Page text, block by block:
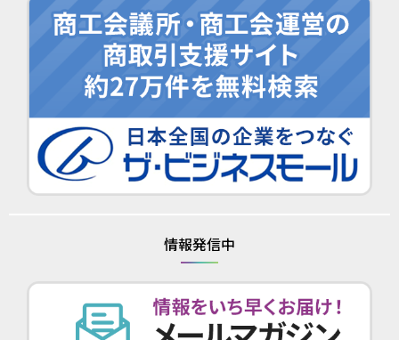
情報発信中